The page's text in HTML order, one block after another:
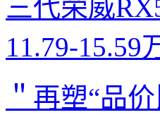
＂再塑“品